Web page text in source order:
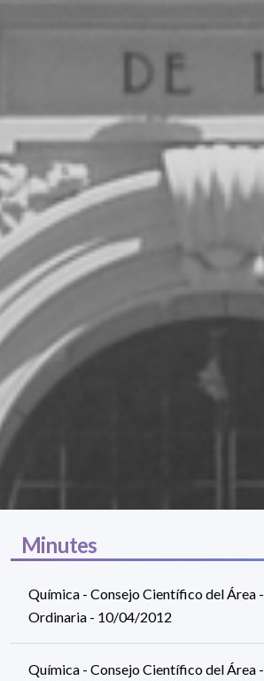
Minutes
Química - Consejo Científico del Área -
Ordinaria - 10/04/2012
Química - Consejo Científico del Área -